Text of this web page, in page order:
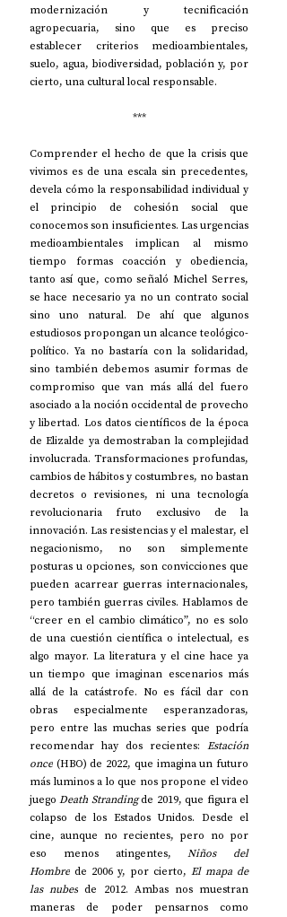
modernización y tecnificación
agropecuaria, sino que es preciso
establecer criterios medioambientales,
suelo, agua, biodiversidad, población y, por
cierto, una cultural local responsable.
***
Comprender el hecho de que la crisis que
vivimos es de una escala sin precedentes,
devela cómo la responsabilidad individual y
el principio de cohesión social que
conocemos son insuficientes. Las urgencias
medioambientales implican al mismo
tiempo formas coacción y obediencia,
tanto así que, como señaló Michel Serres,
se hace necesario ya no un contrato social
sino uno natural. De ahí que algunos
estudiosos propongan un alcance teológico-
político. Ya no bastaría con la solidaridad,
sino también debemos asumir formas de
compromiso que van más allá del fuero
asociado a la noción occidental de provecho
y libertad. Los datos científicos de la época
de Elizalde ya demostraban la complejidad
involucrada. Transformaciones profundas,
cambios de hábitos y costumbres, no bastan
decretos o revisiones, ni una tecnología
revolucionaria fruto exclusivo de la
innovación. Las resistencias y el malestar, el
negacionismo, no son simplemente
posturas u opciones, son convicciones que
pueden acarrear guerras internacionales,
pero también guerras civiles. Hablamos de
“creer en el cambio climático”, no es solo
de una cuestión científica o intelectual, es
algo mayor. La literatura y el cine hace ya
un tiempo que imaginan escenarios más
allá de la catástrofe. No es fácil dar con
obras especialmente esperanzadoras,
pero entre las muchas series que podría
recomendar hay dos recientes: Estación
once (HBO) de 2022, que imagina un futuro
más luminos a lo que nos propone el video
juego Death Stranding de 2019, que figura el
colapso de los Estados Unidos. Desde el
cine, aunque no recientes, pero no por
eso menos atingentes, Niños del
Hombre de 2006 y, por cierto, El mapa de
las nubes de 2012. Ambas nos muestran
maneras de poder pensarnos como